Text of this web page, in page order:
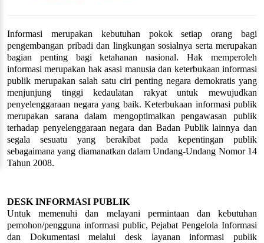
Informasi merupakan kebutuhan pokok setiap orang bagi
pengembangan pribadi dan lingkungan sosialnya serta merupakan
bagian penting bagi ketahanan nasional. Hak memperoleh
informasi merupakan hak asasi manusia dan keterbukaan informasi
publik merupakan salah satu ciri penting negara demokratis yang
menjunjung tinggi kedaulatan rakyat untuk mewujudkan
penyelenggaraan negara yang baik. Keterbukaan informasi publik
merupakan sarana dalam mengoptimalkan pengawasan publik
terhadap penyelenggaraan negara dan Badan Publik lainnya dan
segala sesuatu yang berakibat pada kepentingan publik
sebagaimana yang diamanatkan dalam Undang-Undang Nomor 14
Tahun 2008.
DESK INFORMASI PUBLIK
Untuk memenuhi dan melayani permintaan dan kebutuhan
pemohon/pengguna informasi public, Pejabat Pengelola Informasi
dan Dokumentasi melalui desk layanan informasi publik